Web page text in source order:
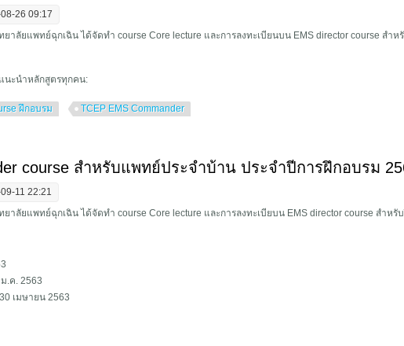
26 09:17
ยาลัยแพทย์ฉุกเฉิน ได้จัดทำ course Core lecture และการลงทะเบียนบน EMS director course ส
นะนำหลักสูตรทุกคน:
ฝึกอบรม TCEP EMS Commander
course สำหรับแพทย์ประจำบ้าน ประจำปีการฝึกอบรม
11 22:21
ยาลัยแพทย์ฉุกเฉิน ได้จัดทำ course Core lecture และการลงทะเบียบน EMS director course สำห
.ค. 2563
เมษายน 2563